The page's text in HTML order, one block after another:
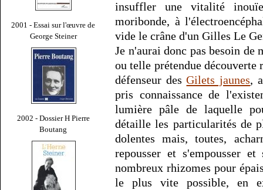
2001 - Essai sur l'œuvre de
George Steiner
2002 - Dossier H Pierre
Boutang
insuffler une vitalité
moribonde, à
vide le crâne d'un Gilles Le
Je n'aurai donc pas besoin
ou telle prétendue découverte
défenseur desGilets jaunes,
pris connaissance de
lumière pâle de laquelle
détaille les particularités de
dolentes mais, toutes,
repousser et s'empousser
nombreux rhizomes pour
le plus vite possible, en